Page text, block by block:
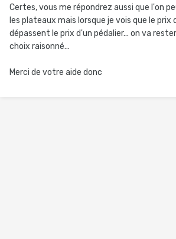
Certes, vous me répondrez aussi que l'on
les plateaux mais lorsque je vois que le prix
dépassent le prix d'un pédalier... on va
choix raisonné...
Merci de votre aide donc